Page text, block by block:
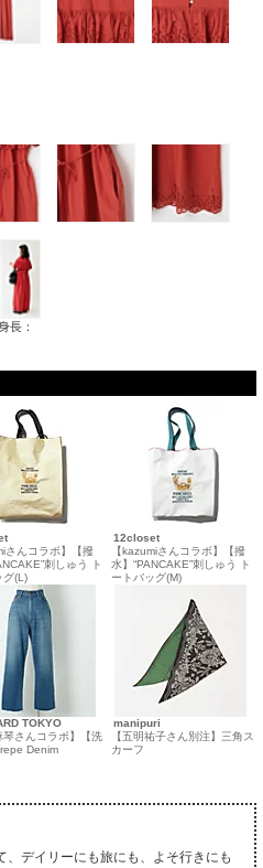
長：
さんコラボ】【撥
刺しゅう ト
グ(L)
12closet
【kazumiさんコラボ】【撥
水】“PANCAKE”刺しゅう ト
ートバッグ(M)
TOKYO
琴さんコラボ】【洗
Denim
manipuri
【五明祐子さん別注】三角ス
カーフ
デイリーにも旅にも、よそ行きにも